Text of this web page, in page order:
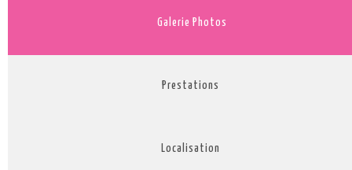
Galerie Photos
Prestations
Localisation